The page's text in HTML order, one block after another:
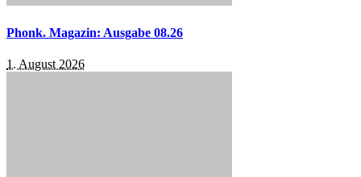
Phonk. Magazin: Ausgabe 08.26
1. August 2026